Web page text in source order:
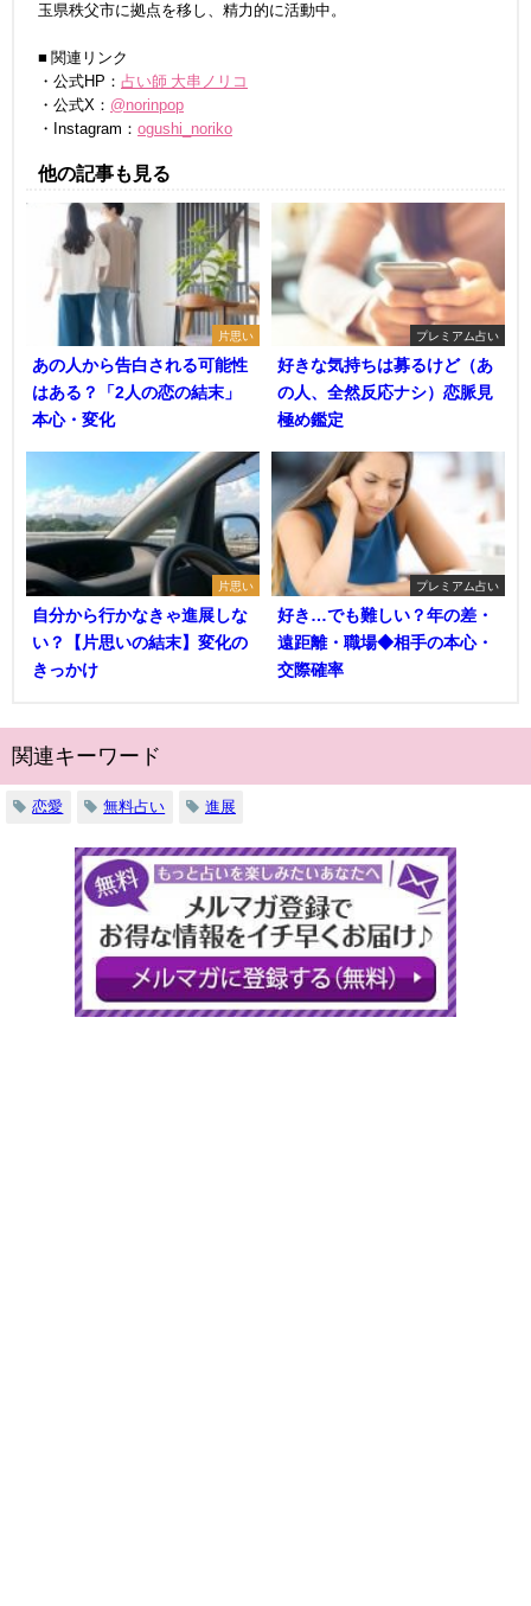
玉県秩父市に拠点を移し、精力的に活動中。
■ 関連リンク
・公式HP： 占い師 大串ノリコ
・公式X： @norinpop
・Instagram： ogushi_noriko
他の記事も見る
片思い
あの人から告白される可能性
はある？「2人の恋の結末」
本心・変化
プレミアム占い
好きな気持ちは募るけど（あ
の人、全然反応ナシ）恋脈見
極め鑑定
片思い
自分から行かなきゃ進展しな
い？【片思いの結末】変化の
きっかけ
プレミアム占い
好き…でも難しい？年の差・
遠距離・職場◆相手の本心・
交際確率
関連キーワード
恋愛 無料占い 進展